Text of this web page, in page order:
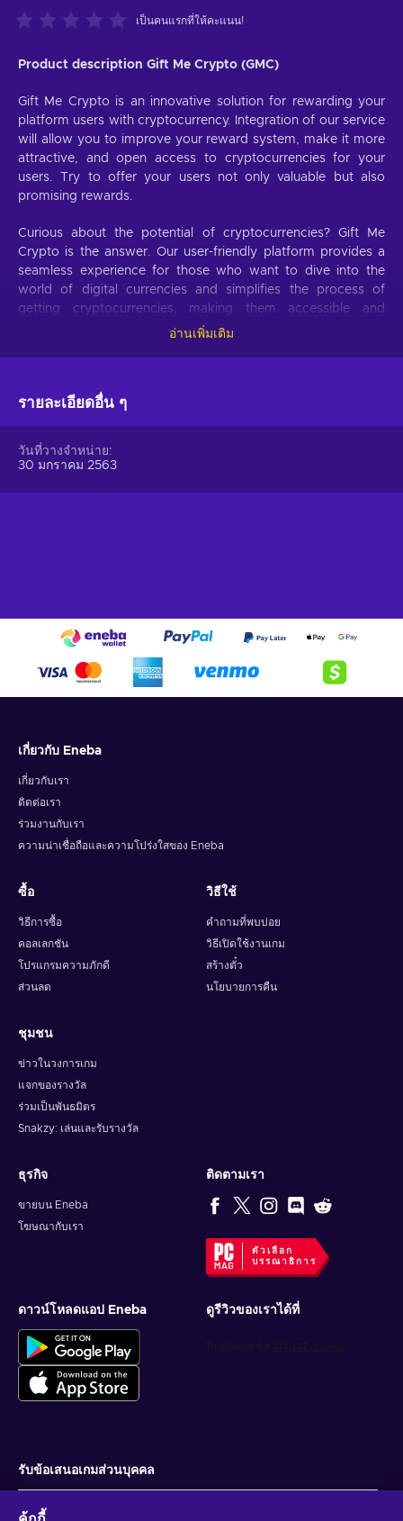
เป็นคนแรกที่ให้คะแนน!
Product description Gift Me Crypto (GMC)
Gift Me Crypto is an innovative solution for rewarding your
platform users with cryptocurrency. Integration of our service
will allow you to improve your reward system, make it more
attractive, and open access to cryptocurrencies for your
users. Try to offer your users not only valuable but also
promising rewards.
Curious about the potential of cryptocurrencies? Gift Me
Crypto is the answer. Our user-friendly platform provides a
seamless experience for those who want to dive into the
world of digital currencies and simplifies the process of
getting cryptocurrencies, making them accessible and
users can easily receive popular cryptocurrencies such as
straight to their wallet and then do whatever they want with
them.
How to redeem Gift Me Crypto (GMC)
3. Enter your email address,
4. Pick the desired crypto between 8 of the most popular
crypto,
5. Enter your wallet address and click on redeem,
redeem your whole voucher at once. Once you’ve done that,
you should give it up to 30 minutes for your cryptocurrency
to arrive in your wallet. After that, you can use your new
wallet balance as you like.
อ่านเพิ่มเติม
รายละเอียดอื่น ๆ
วันที่วางจำหน่าย
30 มกราคม 2563
เกี่ยวกับ Eneba
เกี่ยวกับเรา
ติดต่อเรา
ร่วมงานกับเรา
ความน่าเชื่อถือและความโปร่งใสของ Eneba
ซื้อ
วิธีการซื้อ
คอลเลกชัน
โปรแกรมความภักดี
ส่วนลด
วิธีใช้
คำถามที่พบบ่อย
วิธีเปิดใช้งานเกม
สร้างตั๋ว
นโยบายการคืน
ชุมชน
ข่าวในวงการเกม
แจกของรางวัล
ร่วมเป็นพันธมิตร
Snakzy: เล่นและรับรางวัล
ธุรกิจ
ขายบน Eneba
โฆษณากับเรา
ติดตามเรา
ตัวเลือก
บรรณาธิการ
ดาวน์โหลดแอป Eneba ดูรีวิวของเราได้ที่
รับข้อเสนอเกมส่วนบุคคล